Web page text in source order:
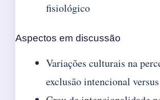
fisiológico
Aspectos em discussão
Variações culturais na
exclusão intencional